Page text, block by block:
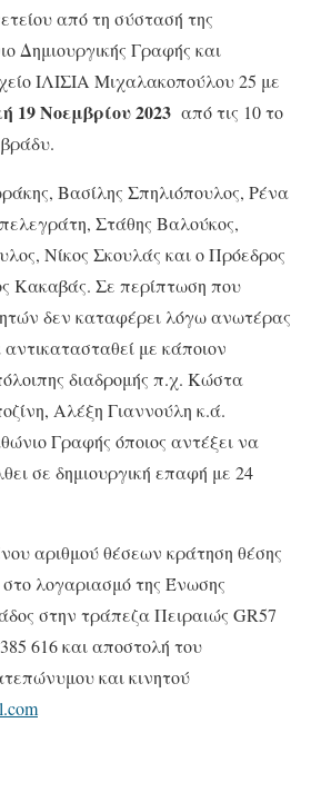
από τη σύστασή της
Δημιουργικής Γραφής και
ΙΛΙΣΙΑ Μιχαλακοπούλου 25 με
19 Νοεμβρίου 2023 από τις 10 το
Βασίλης Σπηλιόπουλος, Ρένα
Στάθης Βαλούκος,
Νίκος Σκουλάς και ο Πρόεδρος
Κακαβάς. Σε περίπτωση που
δεν καταφέρει λόγω ανωτέρας
με κάποιον
διαδρομής π.χ. Κώστα
Αλέξη Γιαννούλη κ.ά.
Γραφής όποιος αντέξει να
σε δημιουργική επαφή με 24
αριθμού θέσεων κράτηση θέσης
λογαριασμό της Ένωσης
στην τράπεζα Πειραιώς GR57
616 και αποστολή του
και κινητού